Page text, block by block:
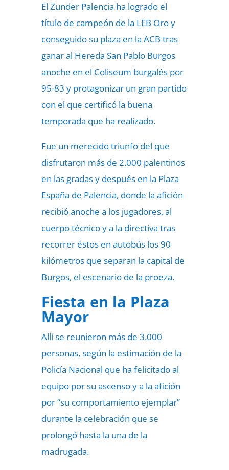
El Zunder Palencia ha logrado el
título de campeón de la LEB Oro y
conseguido su plaza en la ACB tras
ganar al Hereda San Pablo Burgos
anoche en el Coliseum burgalés por
95-83 y protagonizar un gran partido
con el que certificó la buena
temporada que ha realizado.
Fue un merecido triunfo del que
disfrutaron más de 2.000 palentinos
en las gradas y después en la Plaza
España de Palencia, donde la afición
recibió anoche a los jugadores, al
cuerpo técnico y a la directiva tras
recorrer éstos en autobús los 90
kilómetros que separan la capital de
Burgos, el escenario de la proeza.
Fiesta en la Plaza
Mayor
Allí se reunieron más de 3.000
personas, según la estimación de la
Policía Nacional que ha felicitado al
equipo por su ascenso y a la afición
por “su comportamiento ejemplar”
durante la celebración que se
prolongó hasta la una de la
madrugada.